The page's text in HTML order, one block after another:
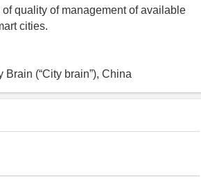
quality of management of available
cities.
Brain (“City brain”), China